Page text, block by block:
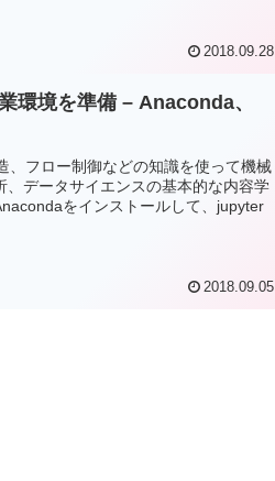
2018.09.28
環境を準備 – Anaconda、
、フロー制御などの知識を使って機械
、データサイエンスの基本的な内容学
をインストールして、jupyter
2018.09.05